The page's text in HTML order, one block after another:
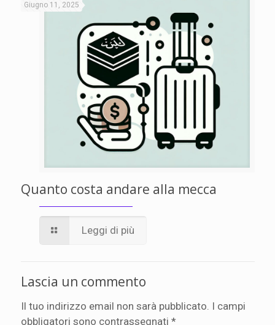
Giugno 11, 2025
Quanto costa andare alla mecca
Leggi di più
Lascia un commento
Il tuo indirizzo email non sarà pubblicato. I campi
obbligatori sono contrassegnati *